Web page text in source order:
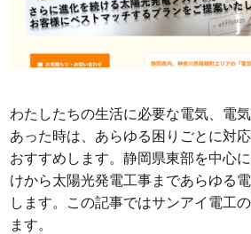
わたしたちの生活に必要な電気、電
あった時は、あらゆる困りごとに対
おすすめします。静岡県東部を中心
けから太陽光発電工事まであらゆる
します。この記事ではサンアイ電工
ます。